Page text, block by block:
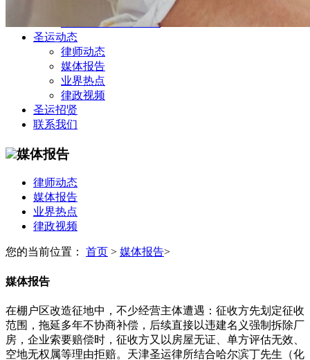
刑事诉讼部
知识产权法律业务部
圣运动态
律师动态
媒体报告
业界热点
律政视频
圣运招贤
联系我们
媒体报告
律师动态
媒体报告
业界热点
律政视频
您的当前位置： 首页 > 媒体报告>
媒体报告
在棚户区改造征地中，不少经营主体遭遇：征收方先划定征收
范围，拖延多年不协商补偿，后续直接以违建名义强制拆除厂
房，企业索要赔偿时，征收方又以房屋无证、单方评估无效、
空地无权属等理由拒赔。天津圣运律所结合哈尔滨丁先生（化